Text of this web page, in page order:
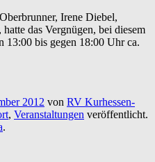
Irene Diebel,
das Vergnügen, bei diesem
13:00 bis gegen 18:00 Uhr ca.
2012 von RV Kurhessen-
, Veranstaltungen veröffentlicht.
.